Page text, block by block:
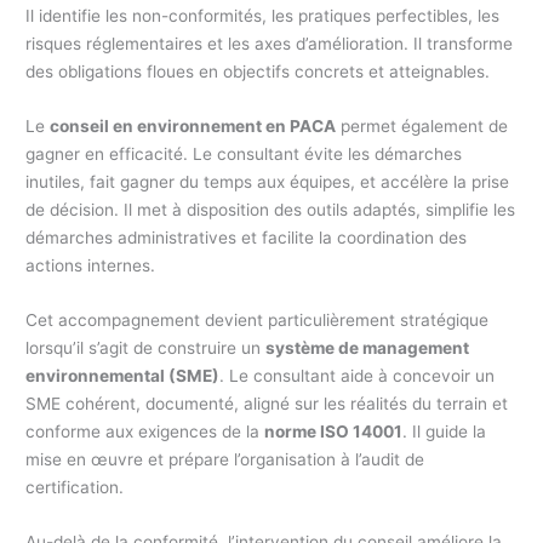
Il identifie les non-conformités, les pratiques perfectibles, les
risques réglementaires et les axes d’amélioration. Il transforme
des obligations floues en objectifs concrets et atteignables.
Leconseil en environnement en PACA permet également de
gagner en efficacité. Le consultant évite les démarches
inutiles, fait gagner du temps aux équipes, et accélère la prise
de décision. Il met à disposition des outils adaptés, simplifie les
démarches administratives et facilite la coordination des
actions internes.
Cet accompagnement devient particulièrement stratégique
lorsqu’il s’agit de construire unsystème de management
environnemental (SME). Le consultant aide à concevoir un
SME cohérent, documenté, aligné sur les réalités du terrain et
conforme aux exigences de la norme ISO 14001. Il guide la
mise en œuvre et prépare l’organisation à l’audit de
certification.